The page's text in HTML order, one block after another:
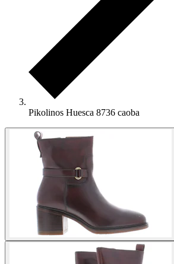
Pikolinos Huesca 8736 caoba